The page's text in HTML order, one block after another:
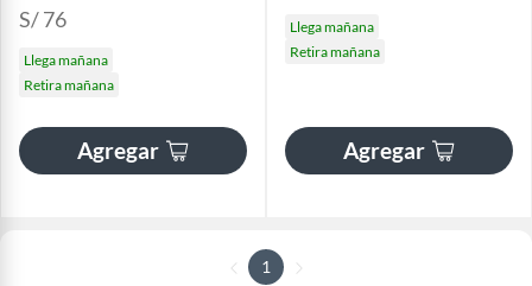
S/ 76
Llega mañana
Retira mañana
Agregar
Llega mañana
Retira mañana
Agregar
1